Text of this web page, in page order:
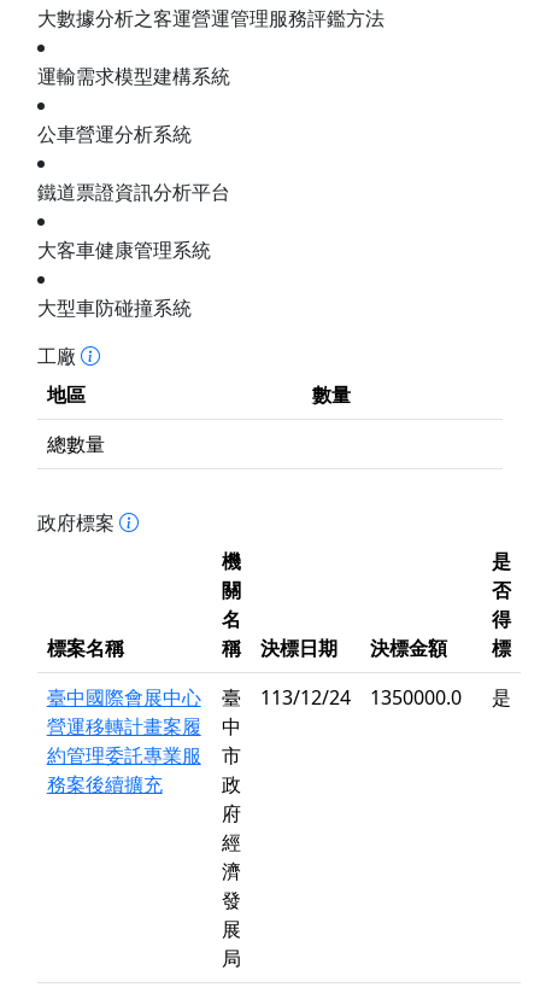
大數據分析之客運營運管理服務評鑑方法
運輸需求模型建構系統
公車營運分析系統
鐵道票證資訊分析平台
大客車健康管理系統
大型車防碰撞系統
工廠
地區
數量
總數量
政府標案
標案名稱
機
關
名
稱
決標日期 決標金額
是
否
得
標
臺中國際會展中心
營運移轉計畫案履
約管理委託專業服
務案後續擴充
臺
中
市
政
府
經
濟
發
展
局
113/12/24 1350000.0 是